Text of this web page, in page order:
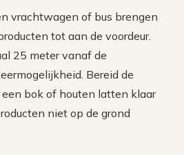
vrachtwagen of bus brengen
tot aan de voordeur.
25 meter vanaf de
Bereid de
bok of houten latten klaar
niet op de grond